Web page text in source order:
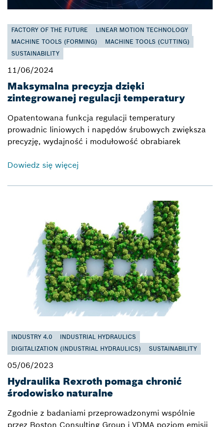
FACTORY OF THE FUTURE
LINEAR MOTION TECHNOLOGY
MACHINE TOOLS (FORMING)
MACHINE TOOLS (CUTTING)
SUSTAINABILITY
11/06/2024
Maksymalna precyzja dzięki
zintegrowanej regulacji temperatury
Opatentowana funkcja regulacji temperatury
prowadnic liniowych i napędów śrubowych zwiększa
precyzję, wydajność i modułowość obrabiarek
Dowiedz się więcej
INDUSTRY 4.0
INDUSTRIAL HYDRAULICS
DIGITALIZATION (INDUSTRIAL HYDRAULICS)
SUSTAINABILITY
05/06/2023
Hydraulika Rexroth pomaga chronić
środowisko naturalne
Zgodnie z badaniami przeprowadzonymi wspólnie
przez Boston Consulting Group i VDMA poziom emisji